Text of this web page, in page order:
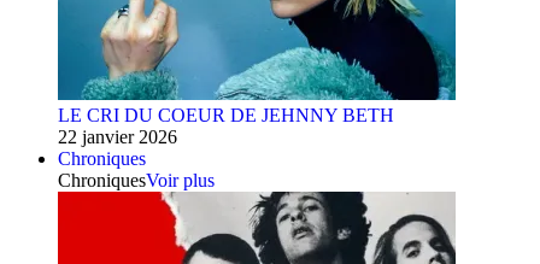
LE CRI DU COEUR DE JEHNNY BETH
22 janvier 2026
Chroniques
ChroniquesVoir plus